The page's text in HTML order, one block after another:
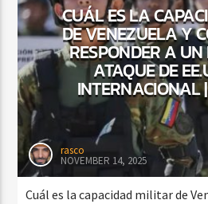
CUÁL ES LA
DE VENEZUELA Y
RESPONDER A
ATAQUE DE
INTERNACIONAL
rasco
NOVEMBER 14, 2025
Cuál es la capacidad militar de